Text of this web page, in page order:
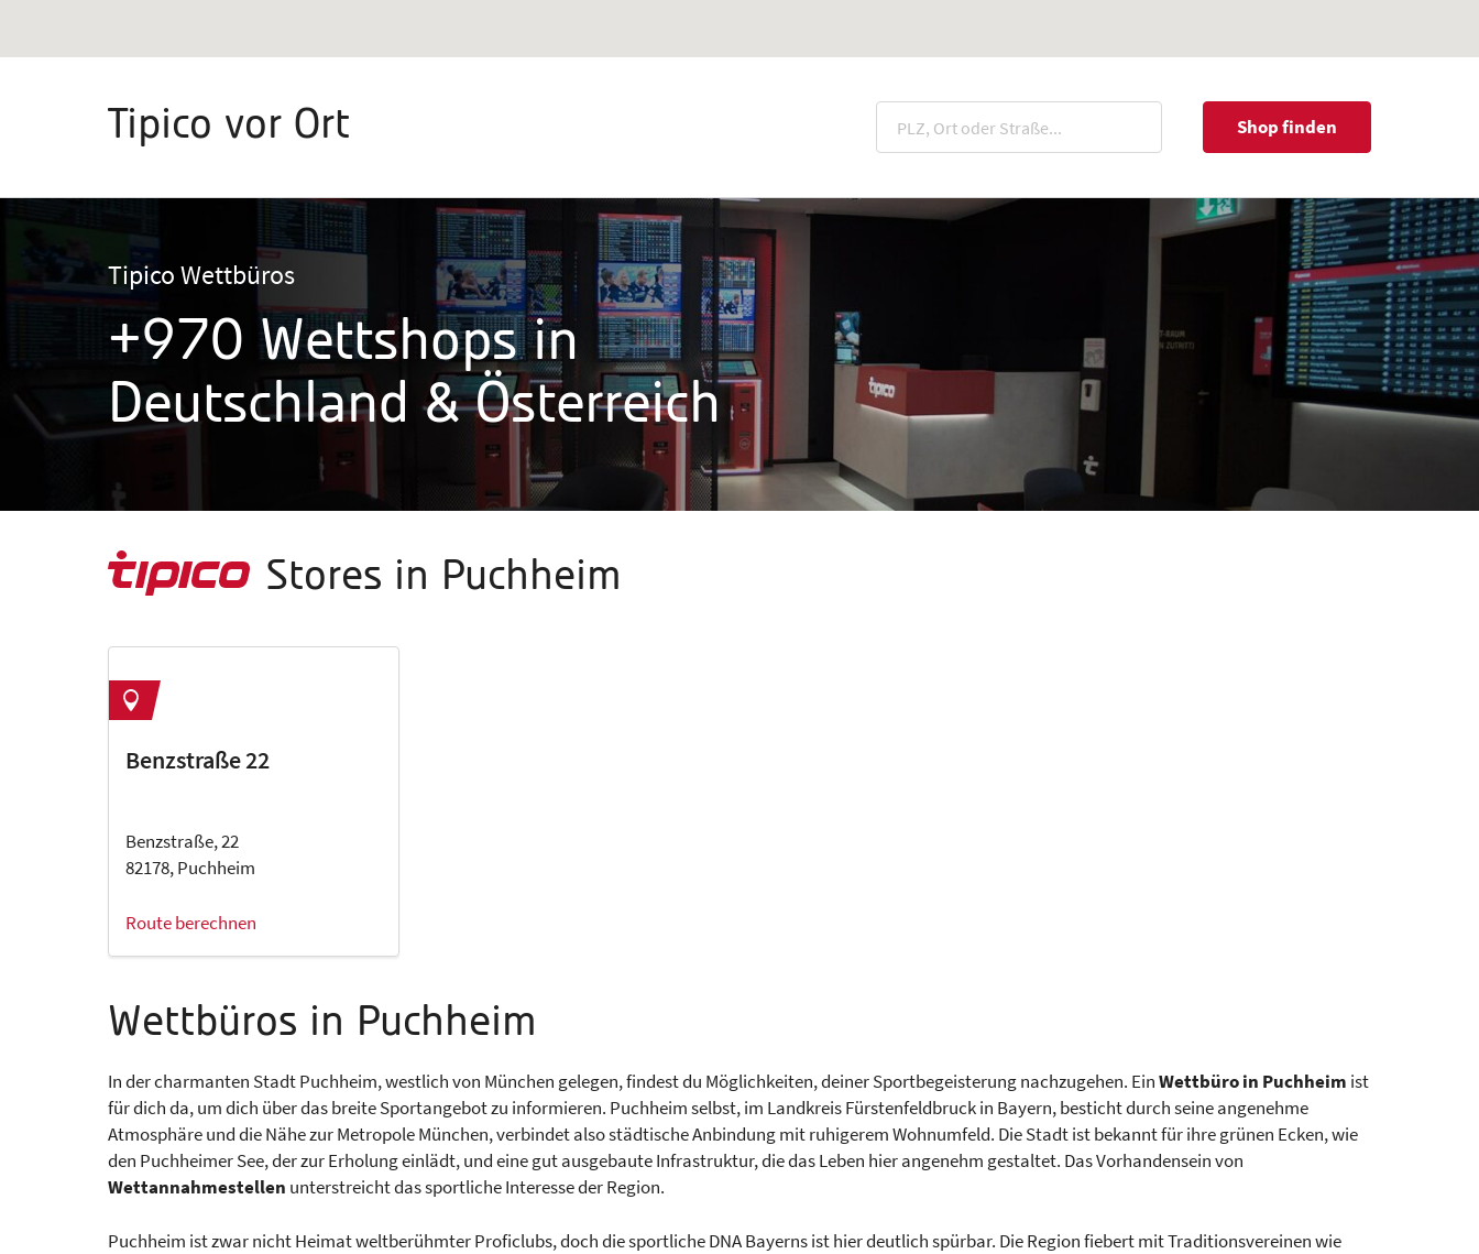
Tipico vor Ort Shop finden
Tipico Wettbüros
+970 Wettshops in
Deutschland & Österreich
Stores in Puchheim
Benzstraße 22
Benzstraße, 22
82178, Puchheim
Route berechnen
Wettbüros in Puchheim
In der charmanten Stadt Puchheim, westlich von München gelegen, findest du Möglichkeiten, deiner Sportbegeisterung nachzugehen. EinWettbüro in Puchheim ist
für dich da, um dich über das breite Sportangebot zu informieren. Puchheim selbst, im Landkreis Fürstenfeldbruck in Bayern, besticht durch seine angenehme
Atmosphäre und die Nähe zur Metropole München, verbindet also städtische Anbindung mit ruhigerem Wohnumfeld. Die Stadt ist bekannt für ihre grünen Ecken, wie
den Puchheimer See, der zur Erholung einlädt, und eine gut ausgebaute Infrastruktur, die das Leben hier angenehm gestaltet. Das Vorhandensein von
Wettannahmestellen unterstreicht das sportliche Interesse der Region.
Puchheim ist zwar nicht Heimat weltberühmter Proficlubs, doch die sportliche DNA Bayerns ist hier deutlich spürbar. Die Region fiebert mit Traditionsvereinen wie